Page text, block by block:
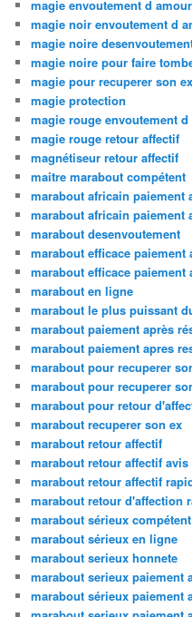
magie envoutement d amour
magie noir envoutement d
magie noire
magie noire pour faire
magie pour recuperer son ex
magie protection
magie rouge envoutement
magie rouge retour affectif
magnétiseur retour affectif
maitre marabout compétent
marabout africain paiement
marabout africain paiement
marabout desenvoutement
marabout efficace paiement
marabout efficace paiement
marabout en ligne
marabout le plus puissant
marabout paiement après
marabout paiement apres
marabout pour recuperer
marabout pour recuperer
marabout pour retour
marabout recuperer son ex
marabout retour affectif
marabout retour affectif avis
marabout retour affectif
marabout retour d'affection
marabout sérieux compétent
marabout sérieux en ligne
marabout serieux honnete
marabout serieux paiement
marabout sérieux paiement